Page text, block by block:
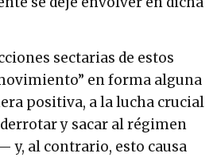
sectarias de estos
en forma alguna
positiva, a la lucha crucial
y sacar al régimen
y, al contrario, esto causa